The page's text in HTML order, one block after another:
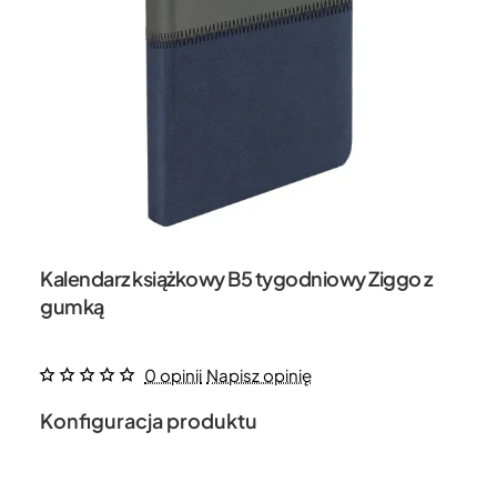
Kalendarz książkowy B5 tygodniowy Ziggo z
gumką
0 opinii Napisz opinię
Konfiguracja produktu